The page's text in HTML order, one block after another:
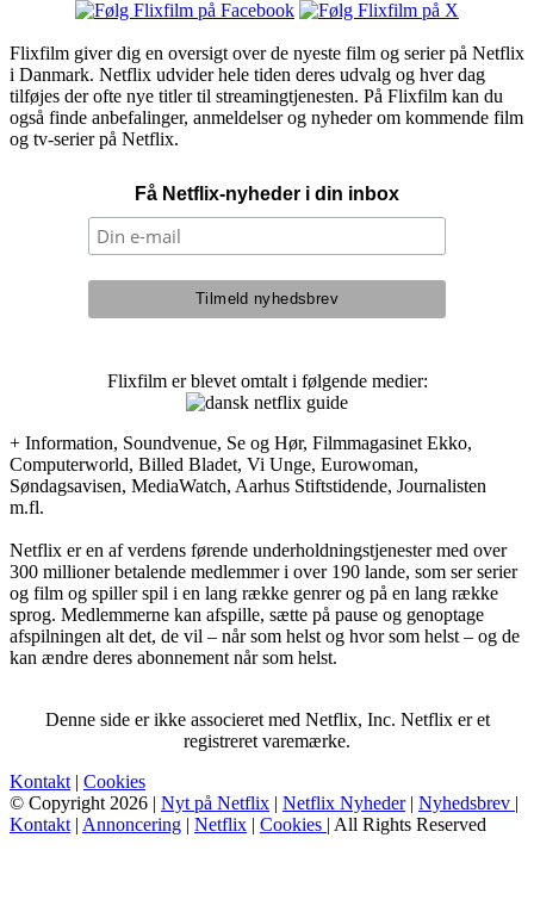
Flixfilm giver dig en oversigt over de nyeste film og serier på Netflix
i Danmark. Netflix udvider hele tiden deres udvalg og hver dag
tilføjes der ofte nye titler til streamingtjenesten. På Flixfilm kan du
også finde anbefalinger, anmeldelser og nyheder om kommende film
og tv-serier på Netflix.
Få Netflix-nyheder i din inbox
Flixfilm er blevet omtalt i følgende medier:
+ Information, Soundvenue, Se og Hør, Filmmagasinet Ekko,
Computerworld, Billed Bladet, Vi Unge, Eurowoman,
Søndagsavisen, MediaWatch, Aarhus Stiftstidende, Journalisten
m.fl.
Netflix er en af verdens førende underholdningstjenester med over
300 millioner betalende medlemmer i over 190 lande, som ser serier
og film og spiller spil i en lang række genrer og på en lang række
sprog. Medlemmerne kan afspille, sætte på pause og genoptage
afspilningen alt det, de vil – når som helst og hvor som helst – og de
kan ændre deres abonnement når som helst.
Denne side er ikke associeret med Netflix, Inc. Netflix er et
registreret varemærke.
Kontakt | Cookies
© Copyright 2026 | Nyt på Netflix | Netflix Nyheder| Nyhedsbrev |
Kontakt | Annoncering | Netflix | Cookies | All Rights Reserved